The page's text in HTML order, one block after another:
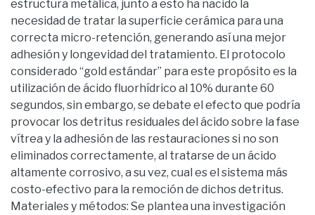
estructura metálica, junto a esto ha nacido la
necesidad de tratar la superficie cerámica para una
correcta micro-retención, generando así una mejor
adhesión y longevidad del tratamiento. El protocolo
considerado “gold estándar” para este propósito es la
utilización de ácido fluorhídrico al 10% durante 60
segundos, sin embargo, se debate el efecto que podría
provocar los detritus residuales del ácido sobre la fase
vítrea y la adhesión de las restauraciones si no son
eliminados correctamente, al tratarse de un ácido
altamente corrosivo, a su vez, cual es el sistema más
costo-efectivo para la remoción de dichos detritus.
Materiales y métodos: Se plantea una investigación